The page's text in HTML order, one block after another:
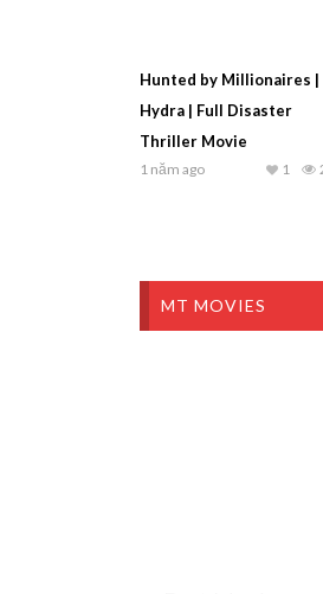
Hunted by Millionaires |
Hydra | Full Disaster
Thriller Movie
1 năm ago 1
MT MOVIES